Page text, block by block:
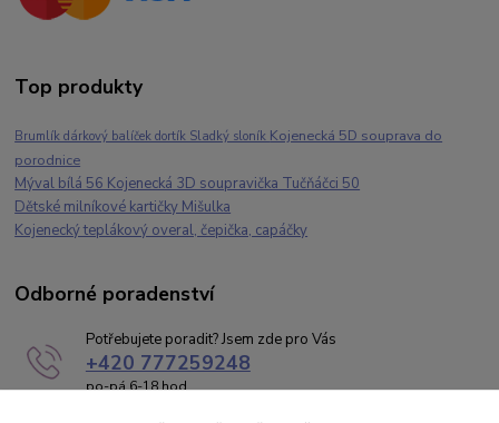
Top produkty
Brumlík dárkový balíček dortík Sladký sloník Kojenecká 5D souprava do
porodnice
Mýval bílá 56 Kojenecká 3D soupravička Tučňáčci 50
Dětské milníkové kartičky Mišulka
Kojenecký teplákový overal, čepička, capáčky
Odborné poradenství
Potřebujete poradit? Jsem zde pro Vás
+420 777259248
po-pá 6-18 hod